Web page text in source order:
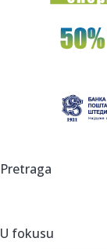
00:01:Na
U
23:55:
VIDEO
23:47:
Pretraga
U fokusu